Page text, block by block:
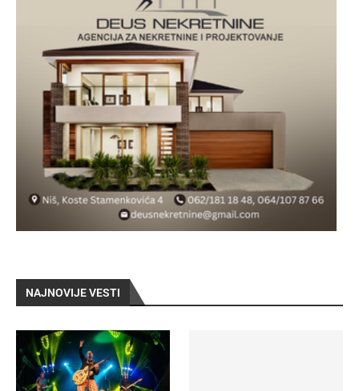
NAJNOVIJE VESTI